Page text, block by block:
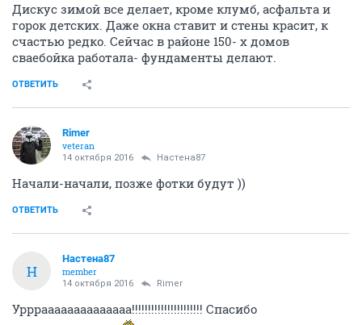
Дискус зимой все делает, кроме клумб, асфальта и
горок детских. Даже окна ставит и стены красит, к
счастью редко. Сейчас в районе 150- х домов
сваебойка работала- фундаменты делают.
ОТВЕТИТЬ
Rimer
veteran
14 октября 2016 Настена87
Начали-начали, позже фотки будут ))
ОТВЕТИТЬ
Н
Настена87
member
14 октября 2016 Rimer
Уррраааааааааааааа!!!!!!!!!!!!!!!!!!!!!! Спасибо